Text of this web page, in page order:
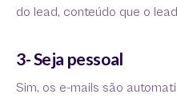
do lead, conteúdo que o
3- Seja pessoal
Sim, os e-mails são